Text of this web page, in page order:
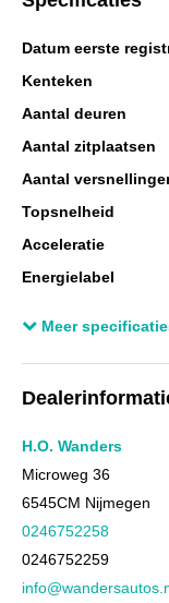
Datum eerste
Kenteken
Aantal deuren
Aantal zitplaatsen
Aantal
Topsnelheid
Acceleratie
Energielabel
Cilinderinhoud
Aantal cilinders
Kleur
Gewicht (leeg)
Aandrijving
Meer
H.O. Wanders
Microweg 36
6545CM Nijmegen
0246752258
0246752259